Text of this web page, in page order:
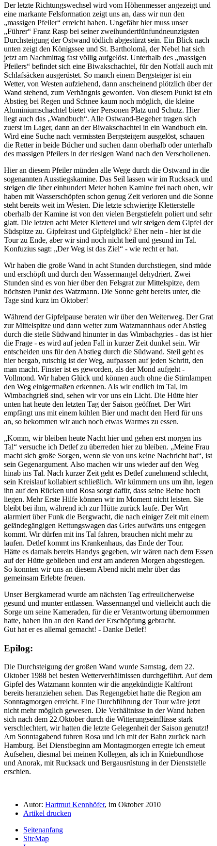
Der letzte Richtungswechsel wird vom Höhenmesser angezeigt und
eine markante Felsformation zeigt uns an, dass wir nun den
massigen Pfeiler
erreicht haben. Ungefähr hier muss unser
Führer
Franz Rasp bei seiner zweihundertfünfundneunzigsten
Durchsteigung der Ostwand tödlich abgestürzt sein. Ein Blick nach
unten zeigt den Königssee und St. Bartholomä, der Nebel hat sich
jetzt am Nachmittag fast völlig aufgelöst. Unterhalb des
massigen
Pfeilers
befindet sich eine Biwakschachtel, für den Notfall auch mit
Schlafsäcken ausgerüstet. So manch einem Bergsteiger ist ein
Wetter, von Westen aufziehend, dann anscheinend plötzlich über der
Wand stehend, zum Verhängnis geworden. Von diesem Punkt ist ein
Abstieg bei Regen und Schnee kaum noch möglich, die kleine
Aluminiumschachtel bietet vier Personen Platz und Schutz. Hier
liegt auch das
Wandbuch . Alle Ostwand-Begeher tragen sich
zuerst im Lager, dann an der Biwakschachtel in ein Wandbuch ein.
Wird eine Suche nach vermissten Bergsteigern ausgelöst, schauen
die Retter in beide Bücher und suchen dann oberhalb oder unterhalb
des massigen Pfeilers in der riesigen Wand nach den Verschollenen.
Hier an diesem Pfeiler münden alle Wege durch die Ostwand in die
sogenannten Ausstiegskamine. Das Seil lassen wir im Rucksack und
steigen die über einhundert Meter hohen Kamine frei nach oben, wir
haben mit Wasserschöpfen schon genug Zeit verloren und die Sonne
steht bereits weit im Westen. Die letzte schwierige Kletterstelle
oberhalb der Kamine ist von den vielen Bergstiefeln poliert und sehr
glatt. Die letzten acht Meter Kletterei und wir steigen dem Gipfel der
Südspitze zu. Gipfelrast und Gipfelglück? Eher nein - hier ist die
Tour zu Ende, aber wir sind noch nicht heil und gesund im Tal.
Konfuzius sagt:
Der Weg ist das Ziel
- wie recht er hat.
Wir haben die große Wand in acht Stunden durchstiegen, sind müde
und erschöpft und durch den Wassermangel dehydriert. Zwei
Stunden sind es von hier über den Felsgrat zur Mittelspitze, dem
höchsten Punkt des Watzmann. Die Sonne geht bereits unter, die
Tage sind kurz im Oktober!
Während der Gipfelpause beraten wir über den Weiterweg. Der Grat
zur Mittelspitze und dann weiter zum Watzmannhaus oder Abstieg
durch die steile Südwand hinunter in das Wimbachgries - das ist hier
die Frage - es wird auf jeden Fall in kurzer Zeit dunkel sein. Wir
entscheiden uns für den Abstieg durch die Südwand. Steil geht es
hier bergab, rutschig ist der Weg, aufpassen auf jeden Schritt, den
man macht. Finster ist es geworden, als der Mond aufgeht -
Vollmond. Wir haben Glück und können auch ohne die Stirnlampen
den Weg einigermaßen erkennen. Als wir endlich im Tal, im
Wimbachgrieß sind, sehen wir vor uns ein Licht. Die Hütte hier
unten hat heute den letzten Tag der Saison geöffnet. Der Wirt
empfängt uns mit einem kühlen Bier und macht den Herd für uns
an, so bekommen wir auch noch etwas Warmes zu essen.
Komm, wir bleiben heute Nacht hier und gehen erst morgen ins
Tal
versuche ich Detlef zu überreden hier zu bleiben.
Meine Frau
macht sich große Sorgen, wenn sie von uns keine Nachricht hat , ist
sein Gegenargument. Also machen wir uns wieder auf den Weg
hinab ins Tal. Nach kurzer Zeit geht es Detlef zunehmend schlecht,
sein Kreislauf kollabiert schließlich. Wir kümmern uns um ihn, legen
ihn auf den Rücken und Rosa sorgt dafür, dass seine Beine hoch
liegen. Mehr Erste Hilfe können wir im Moment nicht leisten. Sie
bleibt bei ihm, während ich zur Hütte zurück laufe. Der Wirt
alarmiert über Funk die Bergwacht, die nach einiger Zeit mit einem
geländegängigen Rettungswagen das Gries aufwärts uns entgegen
kommt. Wir dürfen mit ins Tal fahren, brauchen nicht mehr zu
laufen. Detlef kommt ins Krankenhaus, das Ende der Tour.
Hätte es damals bereits Handys gegeben, wir wären nach dem Essen
auf der Hütte geblieben und erst am anderen Morgen abgestiegen.
So konnten wir uns an diesem Abend nicht mehr über das
gemeinsam Erlebte freuen.
Unser Bergkamerad wurde am nächsten Tag erfreulicherweise
gesund und munter entlassen. Wassermangel und vielleicht auch die
Sorge um seine Kameraden, für die er Verantwortung übernommen
hatte, haben ihn an den Rand der Erschöpfung gebracht.
Gut hat er es allemal gemacht! - Danke Detlef!
Epilog:
Die Durchsteigung der großen Wand wurde Samstag, dem 22.
Oktober 1988 bei besten Wetterverhältnissen durchgeführt. Auf dem
Gipfel des Watzmann konnten wir die angekündigte Kaltfront
bereits heranziehen sehen. Das Regengebiet hatte die Region am
Sonntagmorgen erreicht. Eine Durchführung der Tour wäre jetzt
nicht mehr möglich gewesen. Die Verhältnisse in der Wand haben
sich nach dem 22.Oktober durch die Witterungseinflüsse stark
verschlechtert, wir hatten die letzte Gelegenheit der Saison genutzt!
Am Sonntagabend fuhren Rosa und ich mit der Bahn zurück nach
Hamburg. Bei Dienstbeginn am Montagmorgen erregte ich erneut
Aufsehen, diesmal bei meinen Kollegen, als ich in Kniebundhose
und Anorak, mit Rucksack und Bergausrüstung in der Dienststelle
erschien.
Autor: Hartmut Kennhöfer, im Oktober 2010
Artikel drucken
Seitenanfang
SiteMap